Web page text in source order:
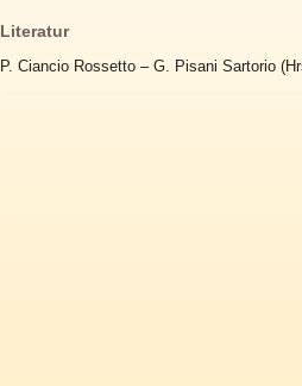
Literatur
P. Ciancio Rossetto – G. Pisani Sartorio